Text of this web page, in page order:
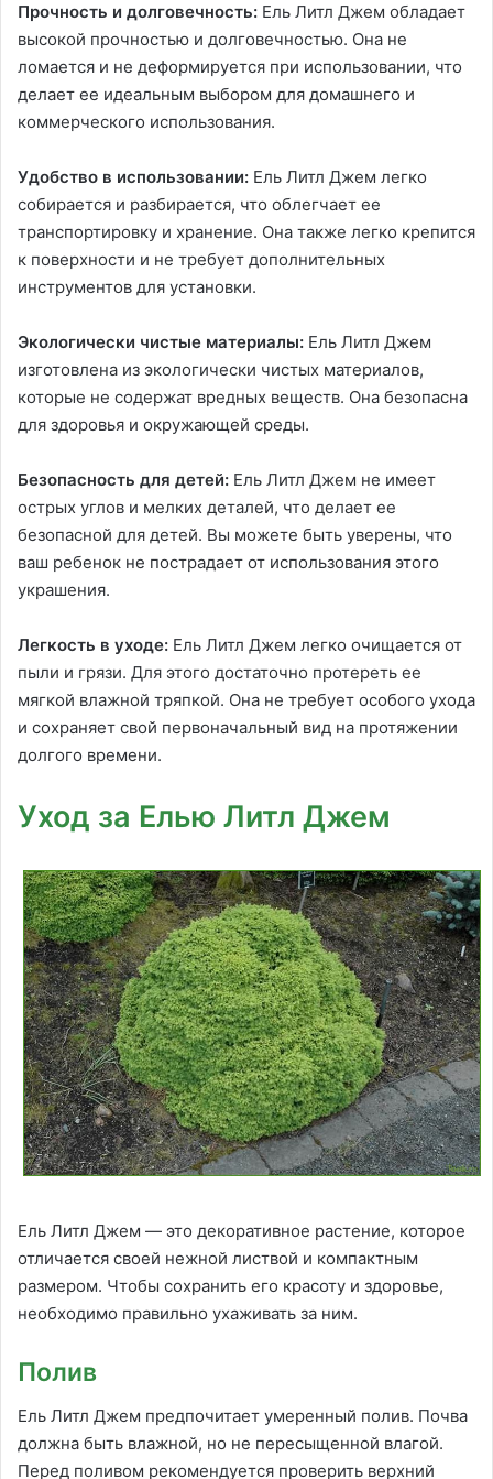
Прочность и долговечность: Ель Литл Джем обладает
высокой прочностью и долговечностью. Она не
ломается и не деформируется при использовании, что
делает ее идеальным выбором для домашнего и
коммерческого использования.
Удобство в использовании: Ель Литл Джем легко
собирается и разбирается, что облегчает ее
транспортировку и хранение. Она также легко крепится
к поверхности и не требует дополнительных
инструментов для установки.
Экологически чистые материалы: Ель Литл Джем
изготовлена из экологически чистых материалов,
которые не содержат вредных веществ. Она безопасна
для здоровья и окружающей среды.
Безопасность для детей: Ель Литл Джем не имеет
острых углов и мелких деталей, что делает ее
безопасной для детей. Вы можете быть уверены, что
ваш ребенок не пострадает от использования этого
украшения.
Легкость в уходе: Ель Литл Джем легко очищается от
пыли и грязи. Для этого достаточно протереть ее
мягкой влажной тряпкой. Она не требует особого ухода
и сохраняет свой первоначальный вид на протяжении
долгого времени.
Уход за Елью Литл Джем
Ель Литл Джем — это декоративное растение, которое
отличается своей нежной листвой и компактным
размером. Чтобы сохранить его красоту и здоровье,
необходимо правильно ухаживать за ним.
Полив
Ель Литл Джем предпочитает умеренный полив. Почва
должна быть влажной, но не пересыщенной влагой.
Перед поливом рекомендуется проверить верхний